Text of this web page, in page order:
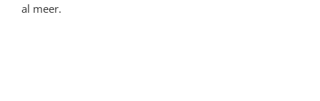
al meer.